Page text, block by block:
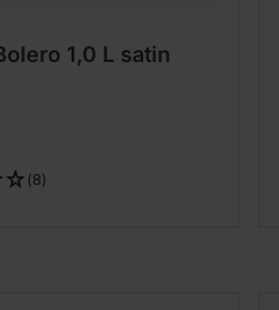
1,0 L satin
(8)